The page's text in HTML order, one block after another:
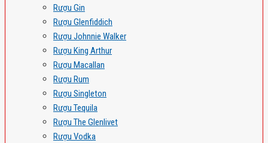
Rượu Gin
Rượu Glenfiddich
Rượu Johnnie Walker
Rượu King Arthur
Rượu Macallan
Rượu Rum
Rượu Singleton
Rượu Tequila
Rượu The Glenlivet
Rượu Vodka